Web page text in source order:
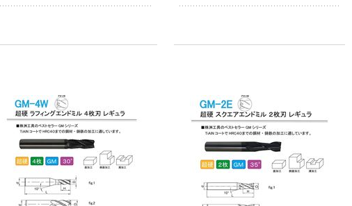
オリジナル
ゴミ袋 エコノミ
ータイプ 乳白半
透明 高密度タイ
プ 詰替用 バイ
オマス素材10％
￥616~ （税込）
本気プライス
アスクル はたら
く ふせん
50×15mm
￥386~ （税込）
オリジナル
ア
の